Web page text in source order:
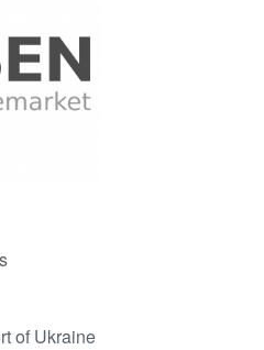
of Ukraine